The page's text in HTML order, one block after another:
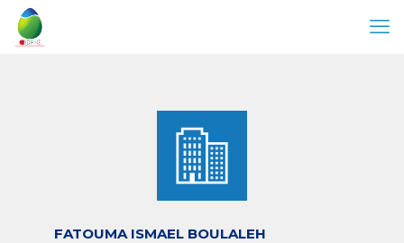
FATOUMA ISMAEL BOULALEH